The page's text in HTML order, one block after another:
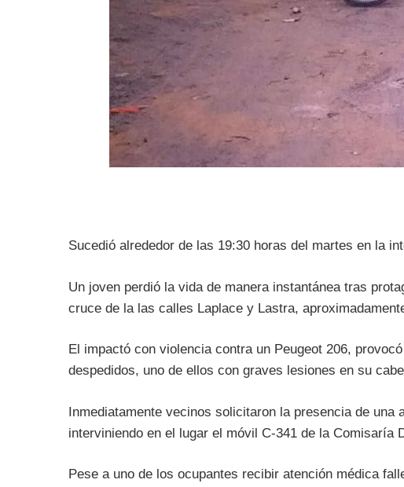
Sucedió alrededor de las 19:30 horas del martes en la
Un joven perdió la vida de manera instantánea tras
cruce de la las calles Laplace y Lastra,
El impactó con violencia contra un Peugeot 206,
despedidos, uno de ellos con graves lesiones en su
Inmediatamente vecinos solicitaron la presencia de una
interviniendo en el lugar el móvil C-341 de la Comisaría
Pese a uno de los ocupantes recibir atención médica